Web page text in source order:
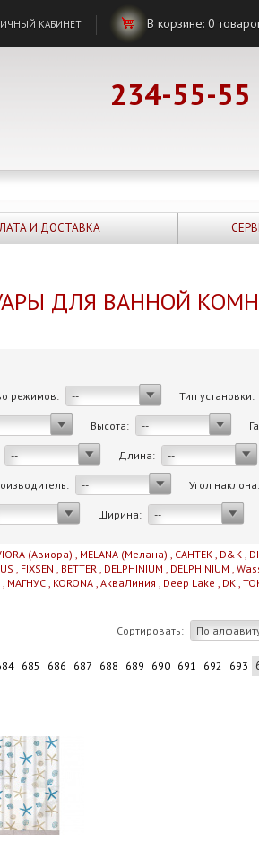
КАБИНЕТ В корзине: 0
234-55-55
И ДОСТАВКА
ДЛЯ ВАННОЙ
режимов:
-- Тип установки:
Высота: --
-- Длина: --
-- Угол наклона:
Ширина: --
(Авиора) , MELANA (Мелана) , САНТЕК , D&K ,
, FIXSEN , BETTER , DELPHINIUM , DELPHINIUM ,
, МАГНУС , KORONA , АкваЛиния , Deep Lake , DK ,
Сортировать: По
685 686 687 688 689 690 691 692 693